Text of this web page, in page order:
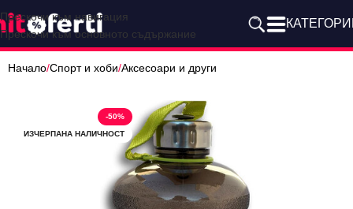
Прескочи към навигация
Прескочи към основното съдържание
Начало/Спорт и хоби/Аксесоари и други
-50%
ИЗЧЕРПАНА НАЛИЧНОСТ